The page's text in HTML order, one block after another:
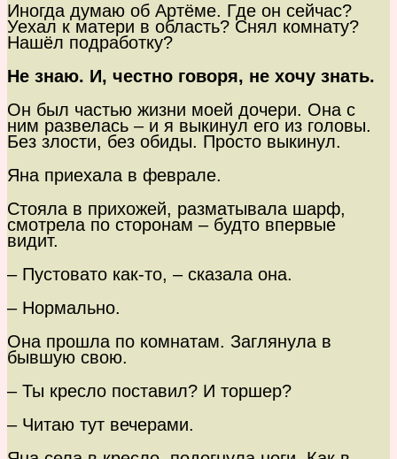
Иногда думаю об Артёме. Где он сейчас?
Уехал к матери в область? Снял комнату?
Нашёл подработку?
Не знаю. И, честно говоря, не хочу знать.
Он был частью жизни моей дочери. Она с
ним развелась – и я выкинул его из головы.
Без злости, без обиды. Просто выкинул.
Яна приехала в феврале.
Стояла в прихожей, разматывала шарф,
смотрела по сторонам – будто впервые
видит.
– Пустовато как-то, – сказала она.
– Нормально.
Она прошла по комнатам. Заглянула в
бывшую свою.
– Ты кресло поставил? И торшер?
– Читаю тут вечерами.